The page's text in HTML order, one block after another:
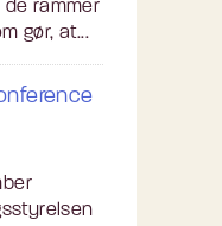
de rammer
gør, at...